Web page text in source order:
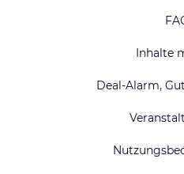
Inhalte
Deal-Alarm,